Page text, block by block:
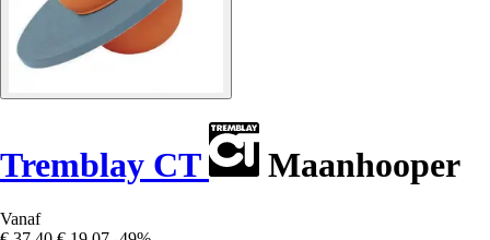
Tremblay CT Maanhooper
Vanaf